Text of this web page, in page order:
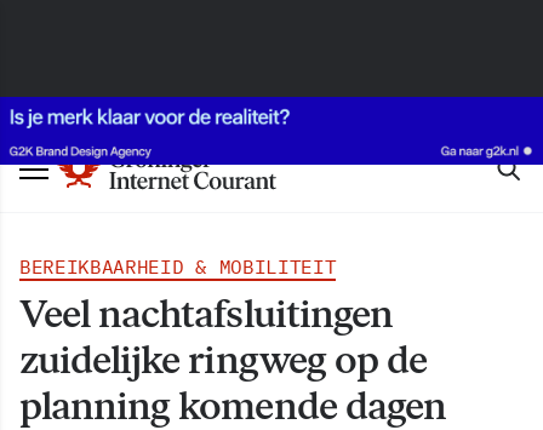
BEREIKBAARHEID & MOBILITEIT
Veel nachtafsluitingen
zuidelijke ringweg op de
planning komende dagen